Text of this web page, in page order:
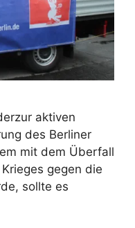
aktiven
des Berliner
mit dem Überfall
gegen die
sollte es